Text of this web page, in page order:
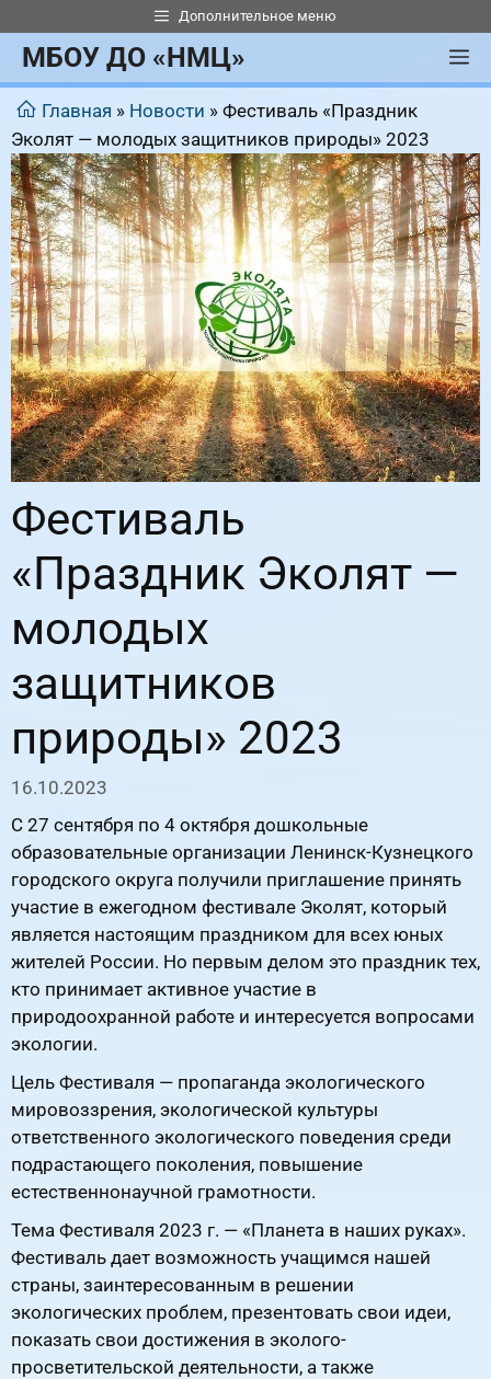
к
содержимому
Дополнительное меню
МБОУ ДО «НМЦ»
Главная » Новости »Фестиваль «Праздник
Эколят — молодых защитников природы» 2023
Фестиваль
«Праздник Эколят —
молодых
защитников
природы» 2023
16.10.2023
С 27 сентября по 4 октября дошкольные
образовательные организации Ленинск-Кузнецкого
городского округа получили приглашение принять
участие в ежегодном фестивале Эколят, который
является настоящим праздником для всех юных
жителей России. Но первым делом это праздник тех,
кто принимает активное участие в
природоохранной работе и интересуется вопросами
экологии.
Цель Фестиваля — пропаганда экологического
мировоззрения, экологической культуры
ответственного экологического поведения среди
подрастающего поколения, повышение
естественнонаучной грамотности.
Тема Фестиваля 2023 г. — «Планета в наших руках».
Фестиваль дает возможность учащимся нашей
страны, заинтересованным в решении
экологических проблем, презентовать свои идеи,
показать свои достижения в эколого-
просветительской деятельности, а также